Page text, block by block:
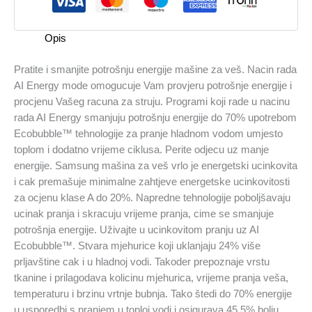
Opis
Pratite i smanjite potrošnju energije mašine za veš. Nacin rada
AI Energy mode omogucuje Vam provjeru potrošnje energije i
procjenu Vašeg racuna za struju. Programi koji rade u nacinu
rada AI Energy smanjuju potrošnju energije do 70% upotrebom
Ecobubble™ tehnologije za pranje hladnom vodom umjesto
toplom i dodatno vrijeme ciklusa. Perite odjecu uz manje
energije. Samsung mašina za veš vrlo je energetski ucinkovita
i cak premašuje minimalne zahtjeve energetske ucinkovitosti
za ocjenu klase A do 20%. Napredne tehnologije poboljšavaju
ucinak pranja i skracuju vrijeme pranja, cime se smanjuje
potrošnja energije. Uživajte u ucinkovitom pranju uz AI
Ecobubble™. Stvara mjehurice koji uklanjaju 24% više
prljavštine cak i u hladnoj vodi. Takoder prepoznaje vrstu
tkanine i prilagodava kolicinu mjehurica, vrijeme pranja veša,
temperaturu i brzinu vrtnje bubnja. Tako štedi do 70% energije
u usporedbi s pranjem u toploj vodi i osigurava 45,5% bolju